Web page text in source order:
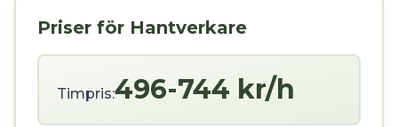
Priser för Hantverkare
Timpris:496-744 kr/h